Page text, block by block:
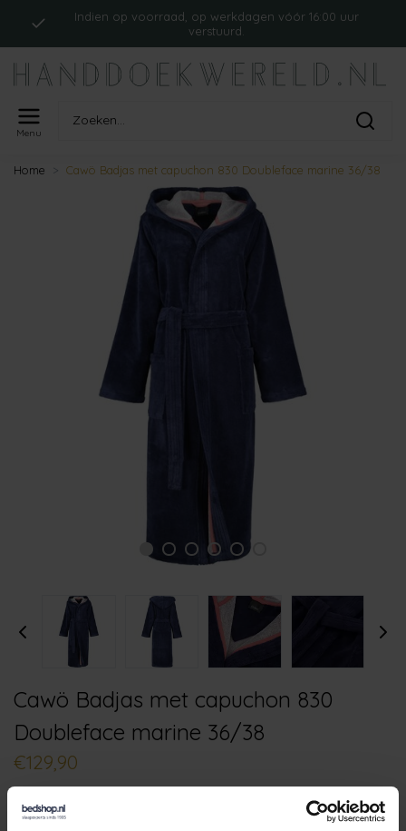
Indien op voorraad, op werkdagen vóór 16:00 uur
verstuurd.
Menu
Home Cawö Badjas met capuchon 830 Doubleface marine 36/38
Cawö Badjas met capuchon 830
Doubleface marine 36/38
€129,90